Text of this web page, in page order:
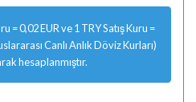
= 0,02 EUR ve 1 TRY Satış Kuru =
Canlı Anlık Döviz Kurları)
hesaplanmıştır.